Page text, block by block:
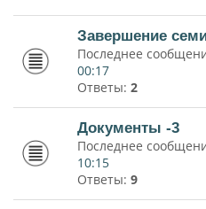
Завершение
Последнее
00:17
Ответы: 2
Документы -3
Последнее
10:15
Ответы: 9